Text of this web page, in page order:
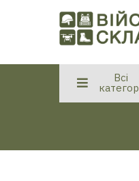
Всі